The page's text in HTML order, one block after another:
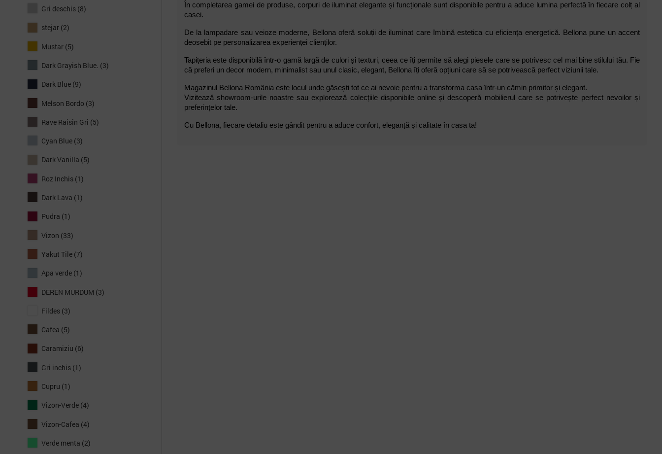
Gri deschis (8)
stejar (2)
Mustar (5)
Dark Grayish Blue. (3)
Dark Blue (9)
Melson Bordo (3)
Rave Raisin Gri (5)
Cyan Blue (3)
Dark Vanilla (5)
Roz Inchis (1)
Dark Lava (1)
Pudra (1)
Vizon (33)
Yakut Tile (7)
Apa verde (1)
DEREN MURDUM (3)
Fildes (3)
Cafea (5)
Caramiziu (6)
Gri inchis (1)
Cupru (1)
Vizon-Verde (4)
Vizon-Cafea (4)
Verde menta (2)
În completarea gamei de produse, corpuri de iluminat elegante și funcționale sunt disponibile pentru a aduce lumina perfectă în fiecare colț al
casei.
De la lampadare sau veioze moderne, Bellona oferă soluții de iluminat care îmbină estetica cu eficiența energetică. Bellona pune un accent
deosebit pe personalizarea experienței clienților.
Tapițeria este disponibilă într-o gamă largă de culori și texturi, ceea ce îți permite să alegi piesele care se potrivesc cel mai bine stilului tău. Fie
că preferi un decor modern, minimalist sau unul clasic, elegant, Bellona îți oferă opțiuni care să se potrivească perfect viziunii tale.
Magazinul Bellona România este locul unde găsești tot ce ai nevoie pentru a transforma casa într-un cămin primitor și elegant.
Vizitează showroom-urile noastre sau explorează colecțiile disponibile online și descoperă mobilierul care se potrivește perfect nevoilor și
preferințelor tale.
Cu Bellona, fiecare detaliu este gândit pentru a aduce confort, eleganță și calitate în casa ta!